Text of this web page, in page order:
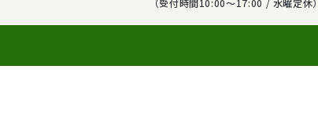
（受付時間10:00～17:00 / 水曜定休）